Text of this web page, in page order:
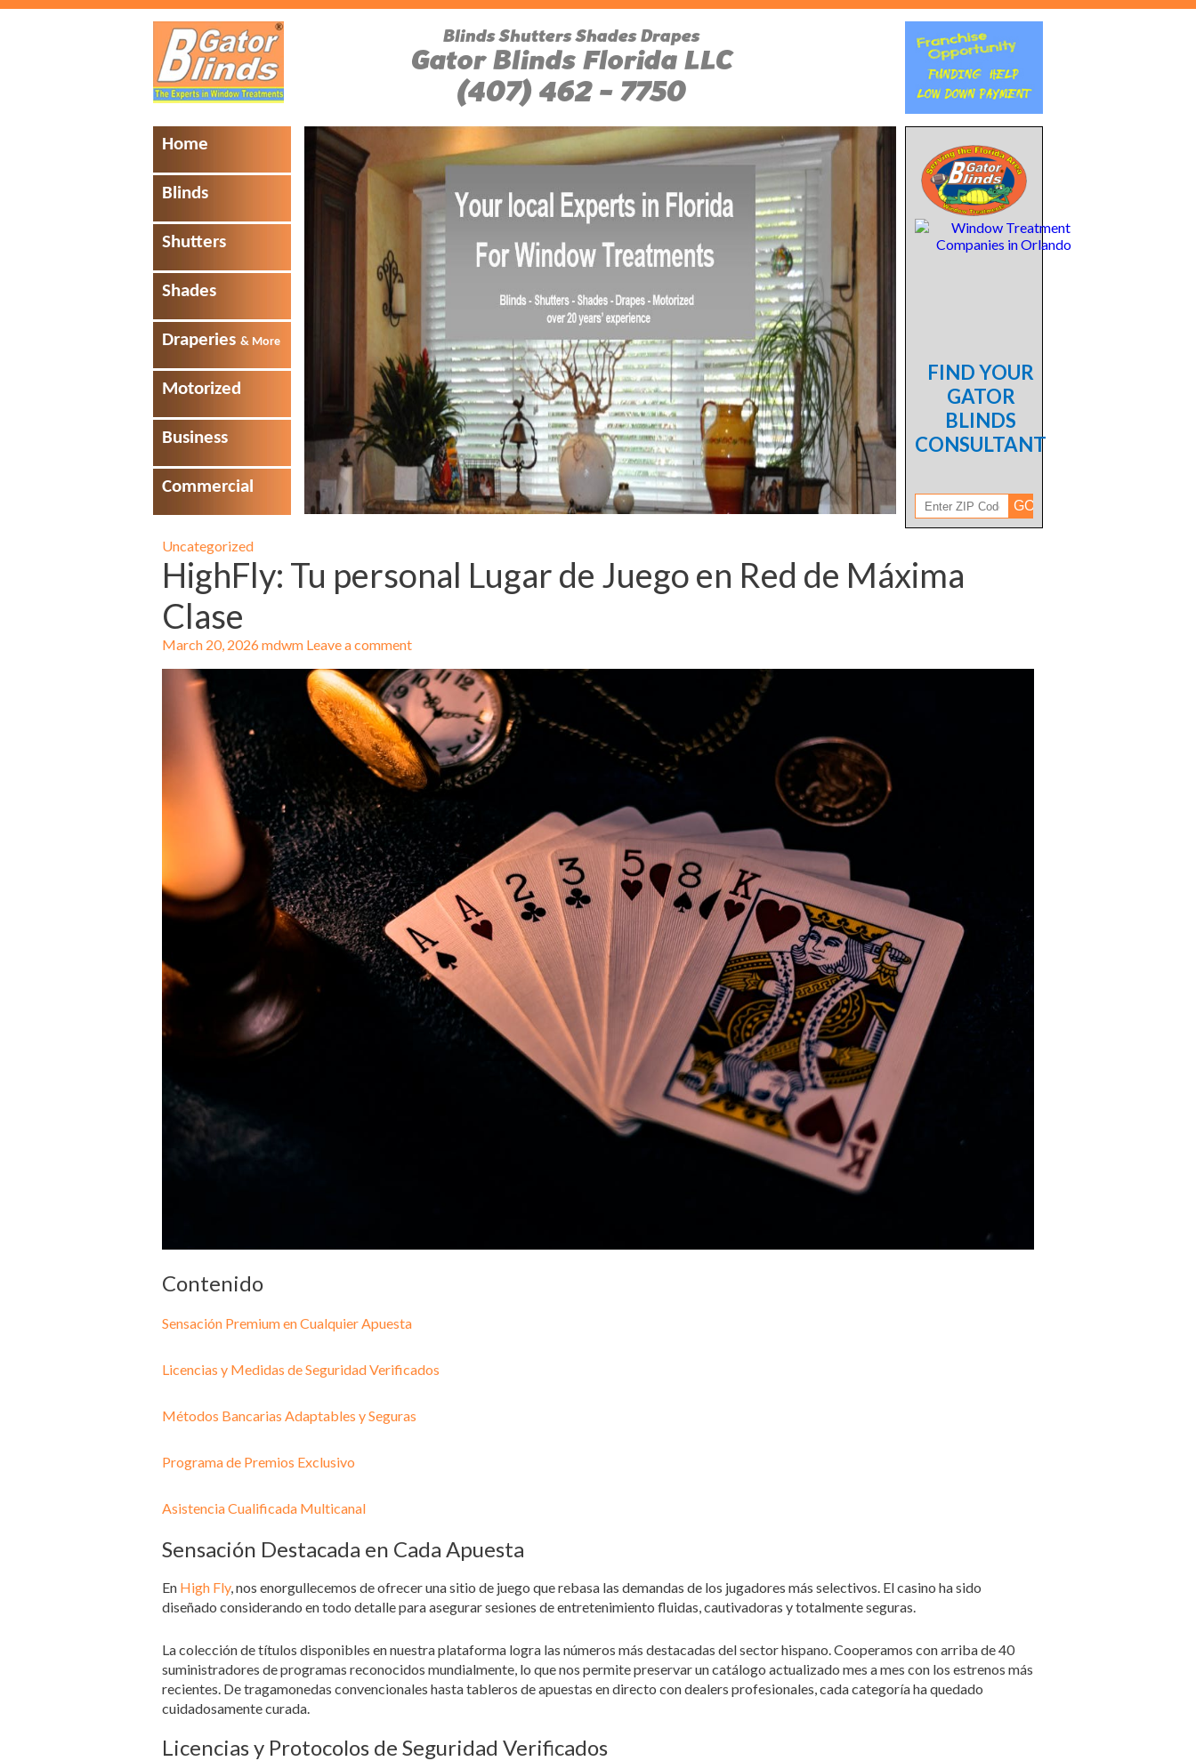
Blinds Shutters Shades Drapes
Gator Blinds Florida LLC
(407) 462 - 7750
Home
Blinds
Shutters
Shades
Draperies & More
Motorized
Business
Commercial
FIND YOUR
GATOR
BLINDS
CONSULTANT
Uncategorized
HighFly: Tu personal Lugar de Juego en Red de Máxima
Clase
March 20, 2026mdwm Leave a comment
Contenido
Sensación Premium en Cualquier Apuesta
Licencias y Medidas de Seguridad Verificados
Métodos Bancarias Adaptables y Seguras
Programa de Premios Exclusivo
Asistencia Cualificada Multicanal
Sensación Destacada en Cada Apuesta
En High Fly, nos enorgullecemos de ofrecer una sitio de juego que rebasa las demandas de los jugadores más selectivos. El casino ha sido
diseñado considerando en todo detalle para asegurar sesiones de entretenimiento fluidas, cautivadoras y totalmente seguras.
La colección de títulos disponibles en nuestra plataforma logra las números más destacadas del sector hispano. Cooperamos con arriba de 40
suministradores de programas reconocidos mundialmente, lo que nos permite preservar un catálogo actualizado mes a mes con los estrenos más
recientes. De tragamonedas convencionales hasta tableros de apuestas en directo con dealers profesionales, cada categoría ha quedado
cuidadosamente curada.
Licencias y Protocolos de Seguridad Verificados